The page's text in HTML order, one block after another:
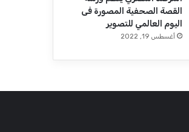
القصة الصحفية المصورة فى
اليوم العالمي للتصوير
أغسطس 19, 2022